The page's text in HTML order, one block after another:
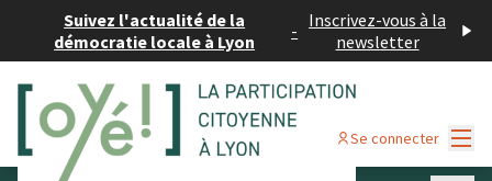
Suivez l'actualité de la
démocratie locale à Lyon
- Inscrivez-vous à la
newsletter
Se connecter